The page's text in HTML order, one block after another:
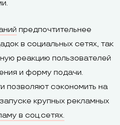
предпочтительнее
в социальных сетях, так
реакцию пользователей
и форму подачи.
позволяют сэкономить на
крупных рекламных
в соц.сетях.